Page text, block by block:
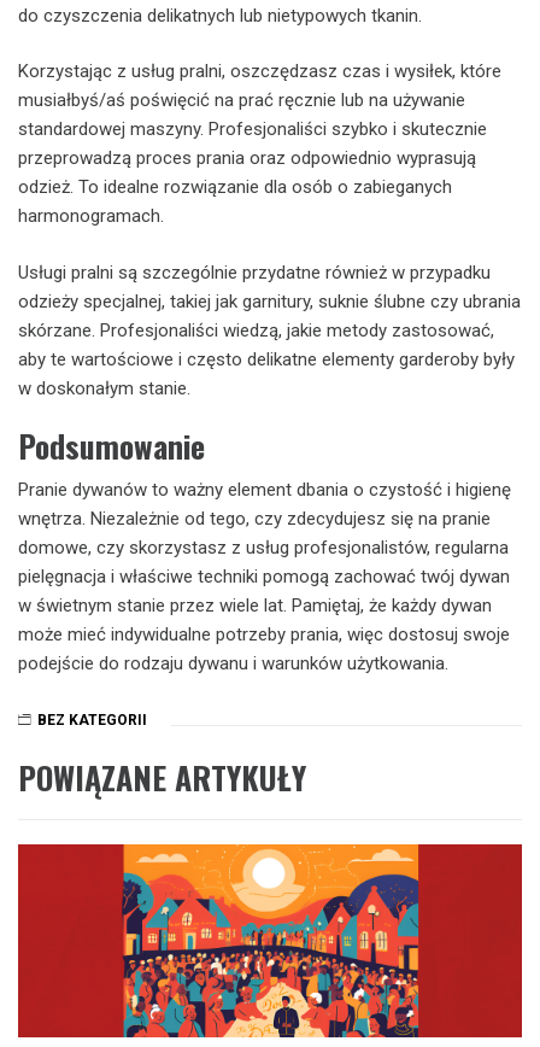
do czyszczenia delikatnych lub nietypowych tkanin.
Korzystając z usług pralni, oszczędzasz czas i wysiłek, które
musiałbyś/aś poświęcić na prać ręcznie lub na używanie
standardowej maszyny. Profesjonaliści szybko i skutecznie
przeprowadzą proces prania oraz odpowiednio wyprasują
odzież. To idealne rozwiązanie dla osób o zabieganych
harmonogramach.
Usługi pralni są szczególnie przydatne również w przypadku
odzieży specjalnej, takiej jak garnitury, suknie ślubne czy ubrania
skórzane. Profesjonaliści wiedzą, jakie metody zastosować,
aby te wartościowe i często delikatne elementy garderoby były
w doskonałym stanie.
Podsumowanie
Pranie dywanów to ważny element dbania o czystość i higienę
wnętrza. Niezależnie od tego, czy zdecydujesz się na pranie
domowe, czy skorzystasz z usług profesjonalistów, regularna
pielęgnacja i właściwe techniki pomogą zachować twój dywan
w świetnym stanie przez wiele lat. Pamiętaj, że każdy dywan
może mieć indywidualne potrzeby prania, więc dostosuj swoje
podejście do rodzaju dywanu i warunków użytkowania.
BEZ KATEGORII
POWIĄZANE ARTYKUŁY